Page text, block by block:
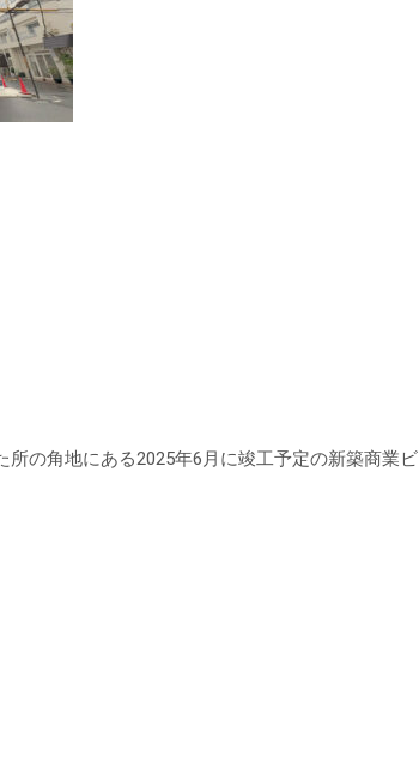
の角地にある2025年6月に竣工予定の新築商業ビ